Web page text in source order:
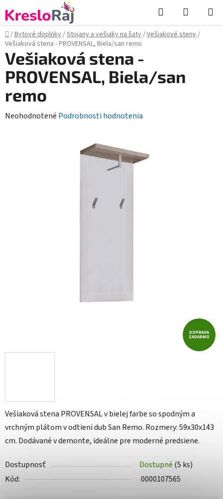
na
obsah
Hľadať
KOŠÍK
Domov
/Bytové doplnky/Stojany a vešiaky na šaty/Vešiakové steny/
Vešiaková stena - PROVENSAL, Biela/san remo
Vešiaková stena PROVENSAL v bielej farbe so spodným a
vrchným plátom v odtieni dub San Remo. Rozmery: 59x30x143
cm. Dodávané v demonte, ideálne pre moderné predsiene.
Dostupnosť Dostupné (5 ks)
Kód:
0000107565
Vešiaková stena -
PROVENSAL, Biela/san
remo
Priemerné
Neohodnotené Podrobnosti hodnotenia
DOPRAVA
ZADARMO